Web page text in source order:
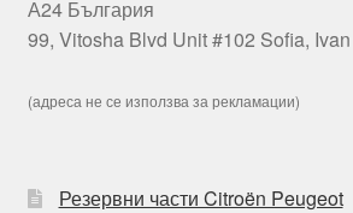
А24 България
99, Vitosha Blvd Unit #102 Sofia,
(адреса не се използва за рекламации)
Резервни части Citroën Peugeot